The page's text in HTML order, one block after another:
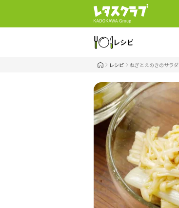
レシピ
レシピ ねぎとえのきのサラダ